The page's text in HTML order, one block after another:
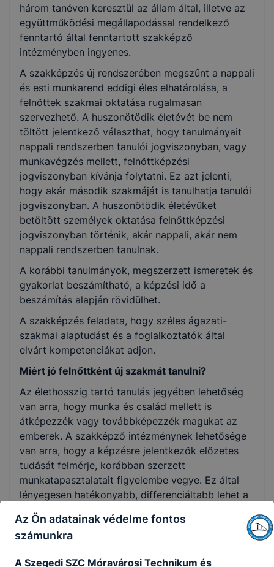
három tanéven keresztül az állam által, illetve az
együttműködési megállapodással rendelkező
fenntartó által fenntartott szakképző
intézményben ingyenes.
A szakképzés új rendszerében megszűnt a nappali
és esti munkarend eddigi éles elhatárolása, a
felnőttek szakmai oktatása rugalmasan
szervezhető. A huszonötödik életévét be nem
töltött jelentkező választhat, hogy tanulmányait
nappali rendszerben tanulói jogviszonyban, vagy
munkavégzés mellett, felnőttképzési
jogviszonyban kívánja folytatni. Ez azt jelenti,
hogy akár második szakmáját is tanulhatja tanulói
jogviszonyban. A huszonötödik életévüket
betöltött személyek oktatása felnőttképzési
jogviszonyban történik, akár nappali, akár nem
nappali rendszerben tanulnak.
A korábbi tanulmányok, megszerzett ismeretek és
gyakorlat beszámítható, a képzési idő a
beszámítás alapján rövidülhet.
A szakképzés feladata, hogy széles ágazati-
szakmai alaptudást és a foglalkoztatók által
elvárt kompetenciákat adjon.
Miért jó felnőttként új szakmát tanulni?
Az élethosszig tartó tanulás jegyében lehetőség
van arra, hogy munka és család mellett is
átképezzék vagy továbbképezzék magukat az
emberek. A szakképző intézménynek lehetősége
van arra, hogy a képzésre jelentkezők előzetes
tudását felmérje, korábban szerzett
munkatapasztalatait figyelembe vegye. Ez által
lényegesen hatékonyabb, differenciáltabb lehet a
képzés, és a képzési idő is jelentősen lerövidülhet.
Technikum:
Az Ön adatainak védelme fontos
számunkra
A Szegedi SZC Móravárosi Technikum és